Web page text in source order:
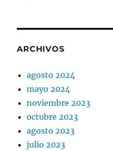
ARCHIVOS
agosto 2024
mayo 2024
noviembre 2023
octubre 2023
agosto 2023
julio 2023